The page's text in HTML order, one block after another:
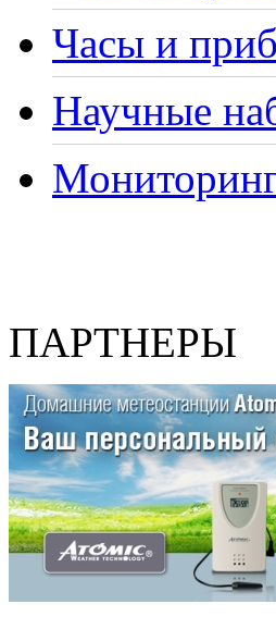
Часы и
Научные
Мониторинг
ПАРТНЕРЫ